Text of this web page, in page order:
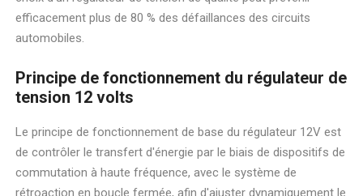
efficacement plus de 80 % des défaillances des circuits
automobiles.
Principe de fonctionnement du régulateur de
tension 12 volts
Le principe de fonctionnement de base du régulateur 12V est
de contrôler le transfert d'énergie par le biais de dispositifs de
commutation à haute fréquence, avec le système de
rétroaction en boucle fermée, afin d'ajuster dynamiquement le